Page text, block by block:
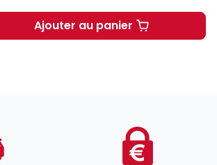
Ajouter au panierDirection[s] Clés +